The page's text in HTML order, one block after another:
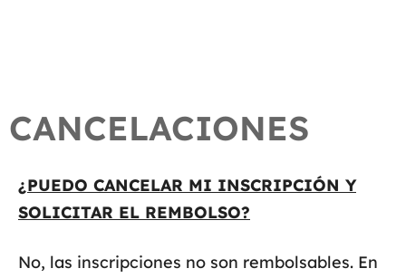
CANCELACIONES
¿PUEDO CANCELAR MI INSCRIPCIÓN Y
SOLICITAR EL REMBOLSO?
No, las inscripciones no son rembolsables. En